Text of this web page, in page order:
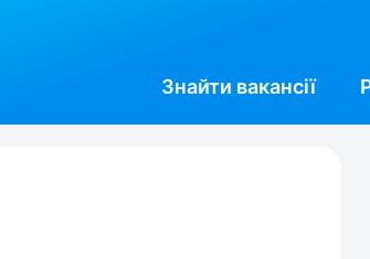
Знайти вакансії